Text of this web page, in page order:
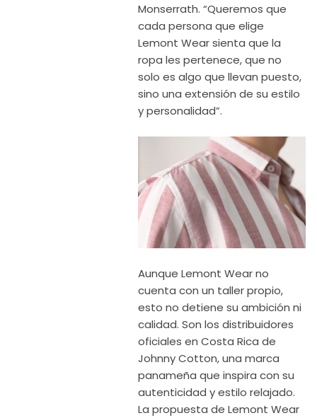
Monserrath. “Queremos que
cada persona que elige
Lemont Wear sienta que la
ropa les pertenece, que no
solo es algo que llevan puesto,
sino una extensión de su estilo
y personalidad”.
Aunque Lemont Wear no
cuenta con un taller propio,
esto no detiene su ambición ni
calidad. Son los distribuidores
oficiales en Costa Rica de
Johnny Cotton, una marca
panameña que inspira con su
autenticidad y estilo relajado.
La propuesta de Lemont Wear